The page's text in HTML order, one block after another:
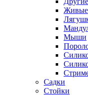
Живые
Мыши
Садки
Стойки